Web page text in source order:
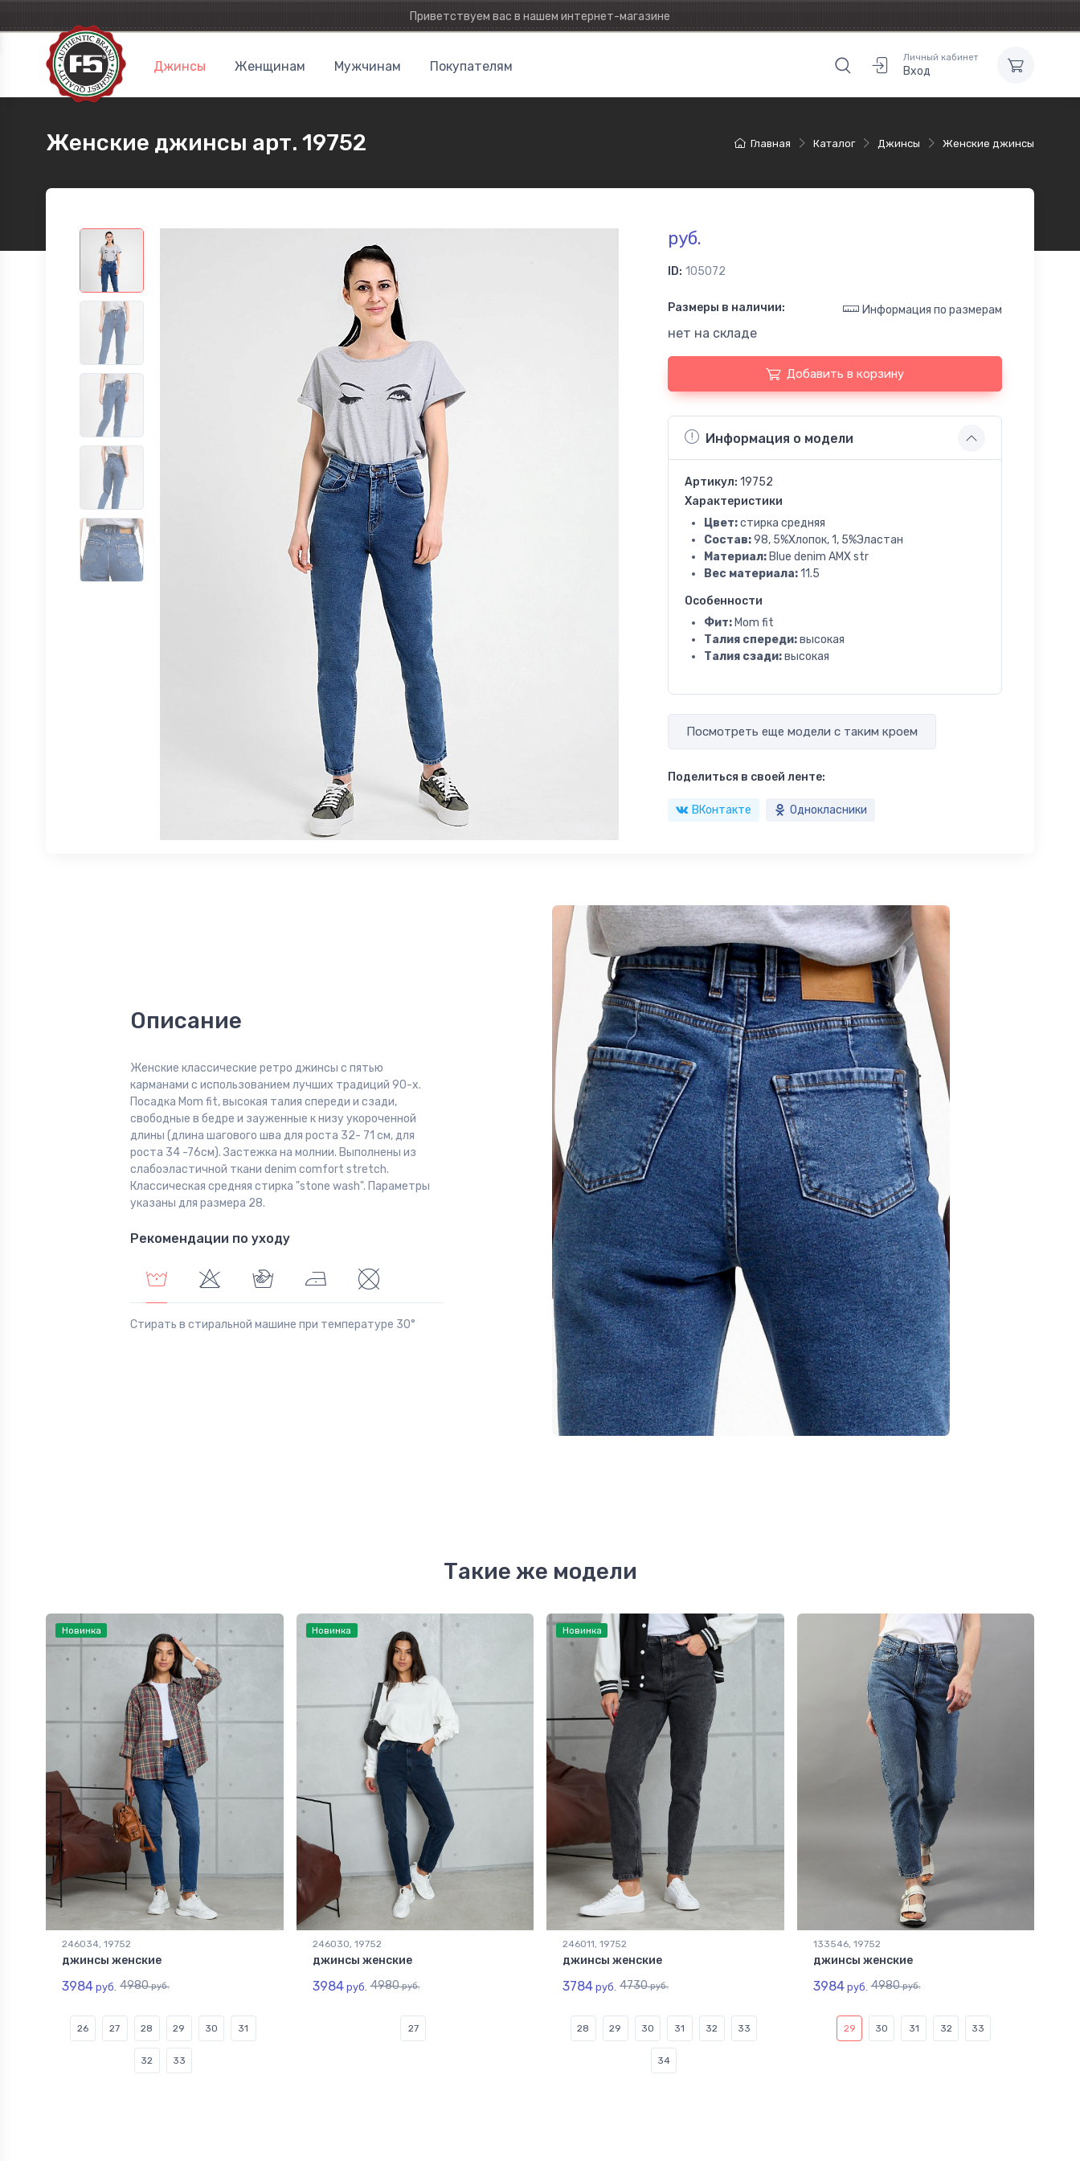
Приветствуем вас в нашем интернет-магазине
Личный кабинет
Вход
Джинсы Женщинам Мужчинам Покупателям
Главная Каталог Джинсы Женские джинсы
Женские джинсы арт. 19752
руб.
ID: 105072
Размеры в наличии: Информация по размерам
нет на складе
Добавить в корзину
Информация о модели
Артикул: 19752
Характеристики
Цвет:стирка средняя
Состав:98, 5%Хлопок, 1, 5%Эластан
Материал:Blue denim AMX str
Вес материала:11.5
Особенности
Фит:Mom fit
Талия спереди:высокая
Талия сзади:высокая
Посмотреть еще модели с таким кроем
Поделиться в своей ленте:
ВКонтакте Однокласники
Описание
Женские классические ретро джинсы с пятью
карманами с использованием лучших традиций 90-х.
Посадка Mom fit, высокая талия спереди и сзади,
свободные в бедре и зауженные к низу укороченной
длины (длина шагового шва для роста 32- 71 см, для
роста 34 -76см). Застежка на молнии. Выполнены из
слабоэластичной ткани denim comfort stretch.
Классическая средняя стирка "stone wash". Параметры
указаны для размера 28.
Рекомендации по уходу
Стирать в стиральной машине при температуре 30°
Такие же модели
Новинка
246034, 19752
джинсы женские
3984 руб. 4980руб.
26 27 28 29 30 31
32 33
Новинка
246030, 19752
джинсы женские
3984руб. 4980руб.
27
Новинка
246011, 19752
джинсы женские
3784 руб. 4730руб.
28 29 30 31 32 33
34
133546, 19752
джинсы женские
3984руб. 4980руб.
29 30 31 32 33